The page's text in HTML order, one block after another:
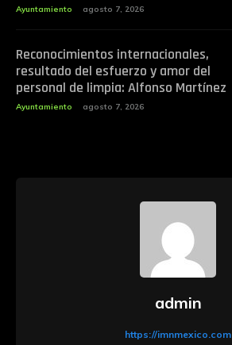
Ayuntamiento agosto 7, 2026
Reconocimientos internacionales,
resultado del esfuerzo y amor del
personal de limpia: Alfonso Martínez
Ayuntamiento agosto 7, 2026
admin
https://imnmexico.com